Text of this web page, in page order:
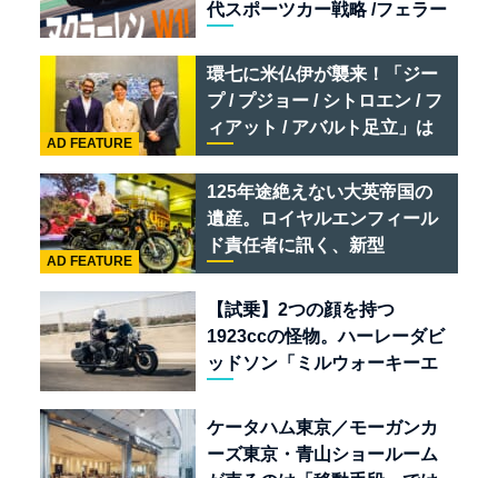
代スポーツカー戦略 /フェラー
リオ /ベントレー スーパース
ポーツ
環七に米仏伊が襲来！「ジー
プ / プジョー / シトロエン / フ
ィアット / アバルト足立」は
クルマのセレクトショップで
ある
AD FEATURE
125年途絶えない大英帝国の
遺産。ロイヤルエンフィール
ド責任者に訊く、新型
「BULLET 650」と“時間の
質”を愛する理由
AD FEATURE
【試乗】2つの顔を持つ
1923ccの怪物。ハーレーダビ
ッドソン「ミルウォーキーエ
ケータハム東京／モーガンカ
ーズ東京・青山ショールーム